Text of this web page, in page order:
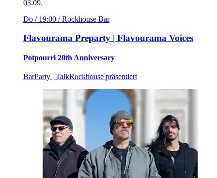
03.09.
Do / 19:00 / Rockhouse Bar
Flavourama Preparty | Flavourama Voices
Potpourri 20th Anniversary
BarParty | TalkRockhouse präsentiert